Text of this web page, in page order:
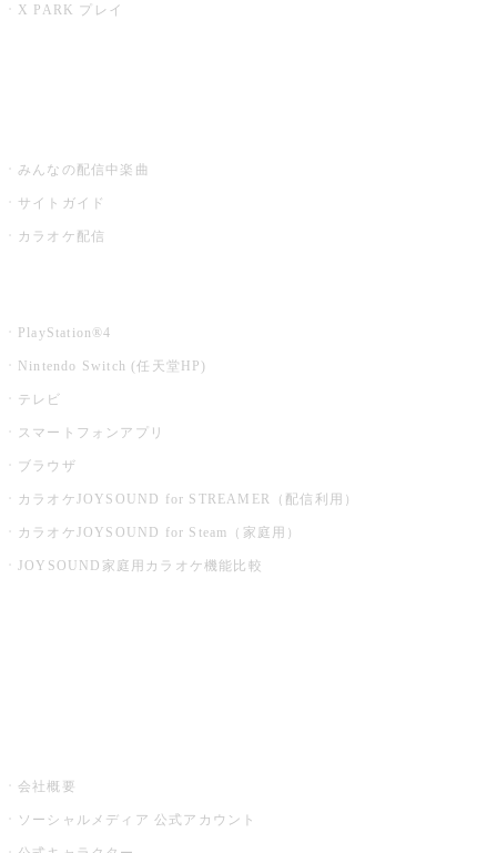
X PARK プレイ
みんなの配信中楽曲
サイトガイド
カラオケ配信
PlayStation®4
Nintendo Switch (任天堂HP)
テレビ
スマートフォンアプリ
ブラウザ
カラオケJOYSOUND for STREAMER（配信利用）
カラオケJOYSOUND for Steam（家庭用）
JOYSOUND家庭用カラオケ機能比較
会社概要
ソーシャルメディア 公式アカウント